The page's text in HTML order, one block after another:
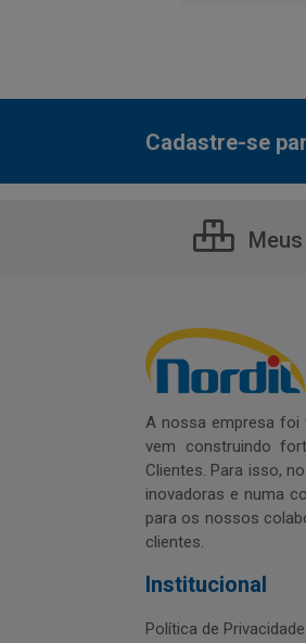
Cadastre-se
A nossa empresa foi
vem construindo
Clientes. Para isso,
inovadoras e numa
para os nossos
clientes.
Institucional
Política de Privacidade